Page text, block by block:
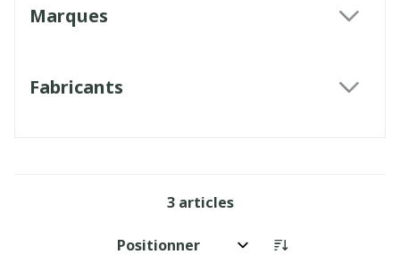
Marques
Fabricants
3articles
Trier par: